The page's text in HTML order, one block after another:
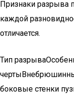
Признаки разрыва
каждой
отличается.
Тип
боковые стенки